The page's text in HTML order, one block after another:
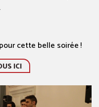
cette belle soirée!
ICI